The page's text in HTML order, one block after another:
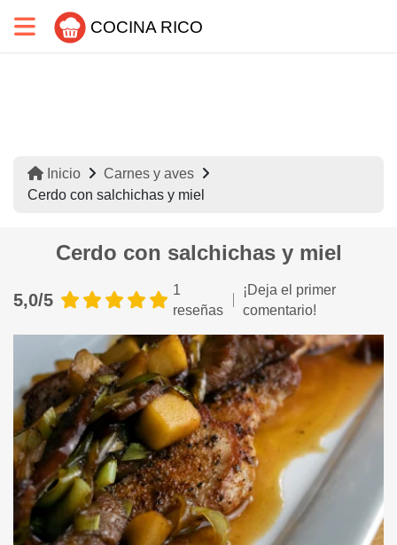
COCINA RICO
Inicio
Carnes y aves
Cerdo con salchichas y miel
Cerdo con salchichas y miel
5,0/5
1
reseñas
¡Deja el primer
comentario!
Receta de cerdo con salchichas y miel,